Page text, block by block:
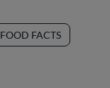
FOOD FACTS